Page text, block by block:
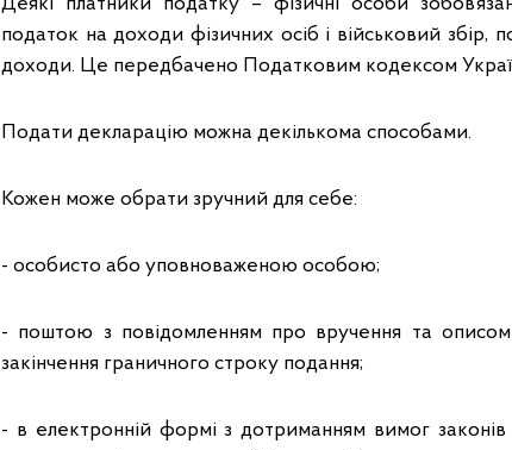
Деякі платники податку – фізичні особи
податок на доходи фізичних осіб і військовий
доходи. Це передбачено Податковим кодексом
Подати декларацію можна декількома способами.
Кожен може обрати зручний для себе:
- особисто або уповноваженою особою;
- поштою з повідомленням про вручення та
закінчення граничного строку подання;
- в електронній формі з дотриманням вимог